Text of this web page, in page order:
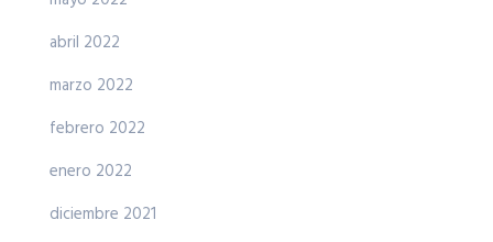
abril 2022
marzo 2022
febrero 2022
enero 2022
diciembre 2021